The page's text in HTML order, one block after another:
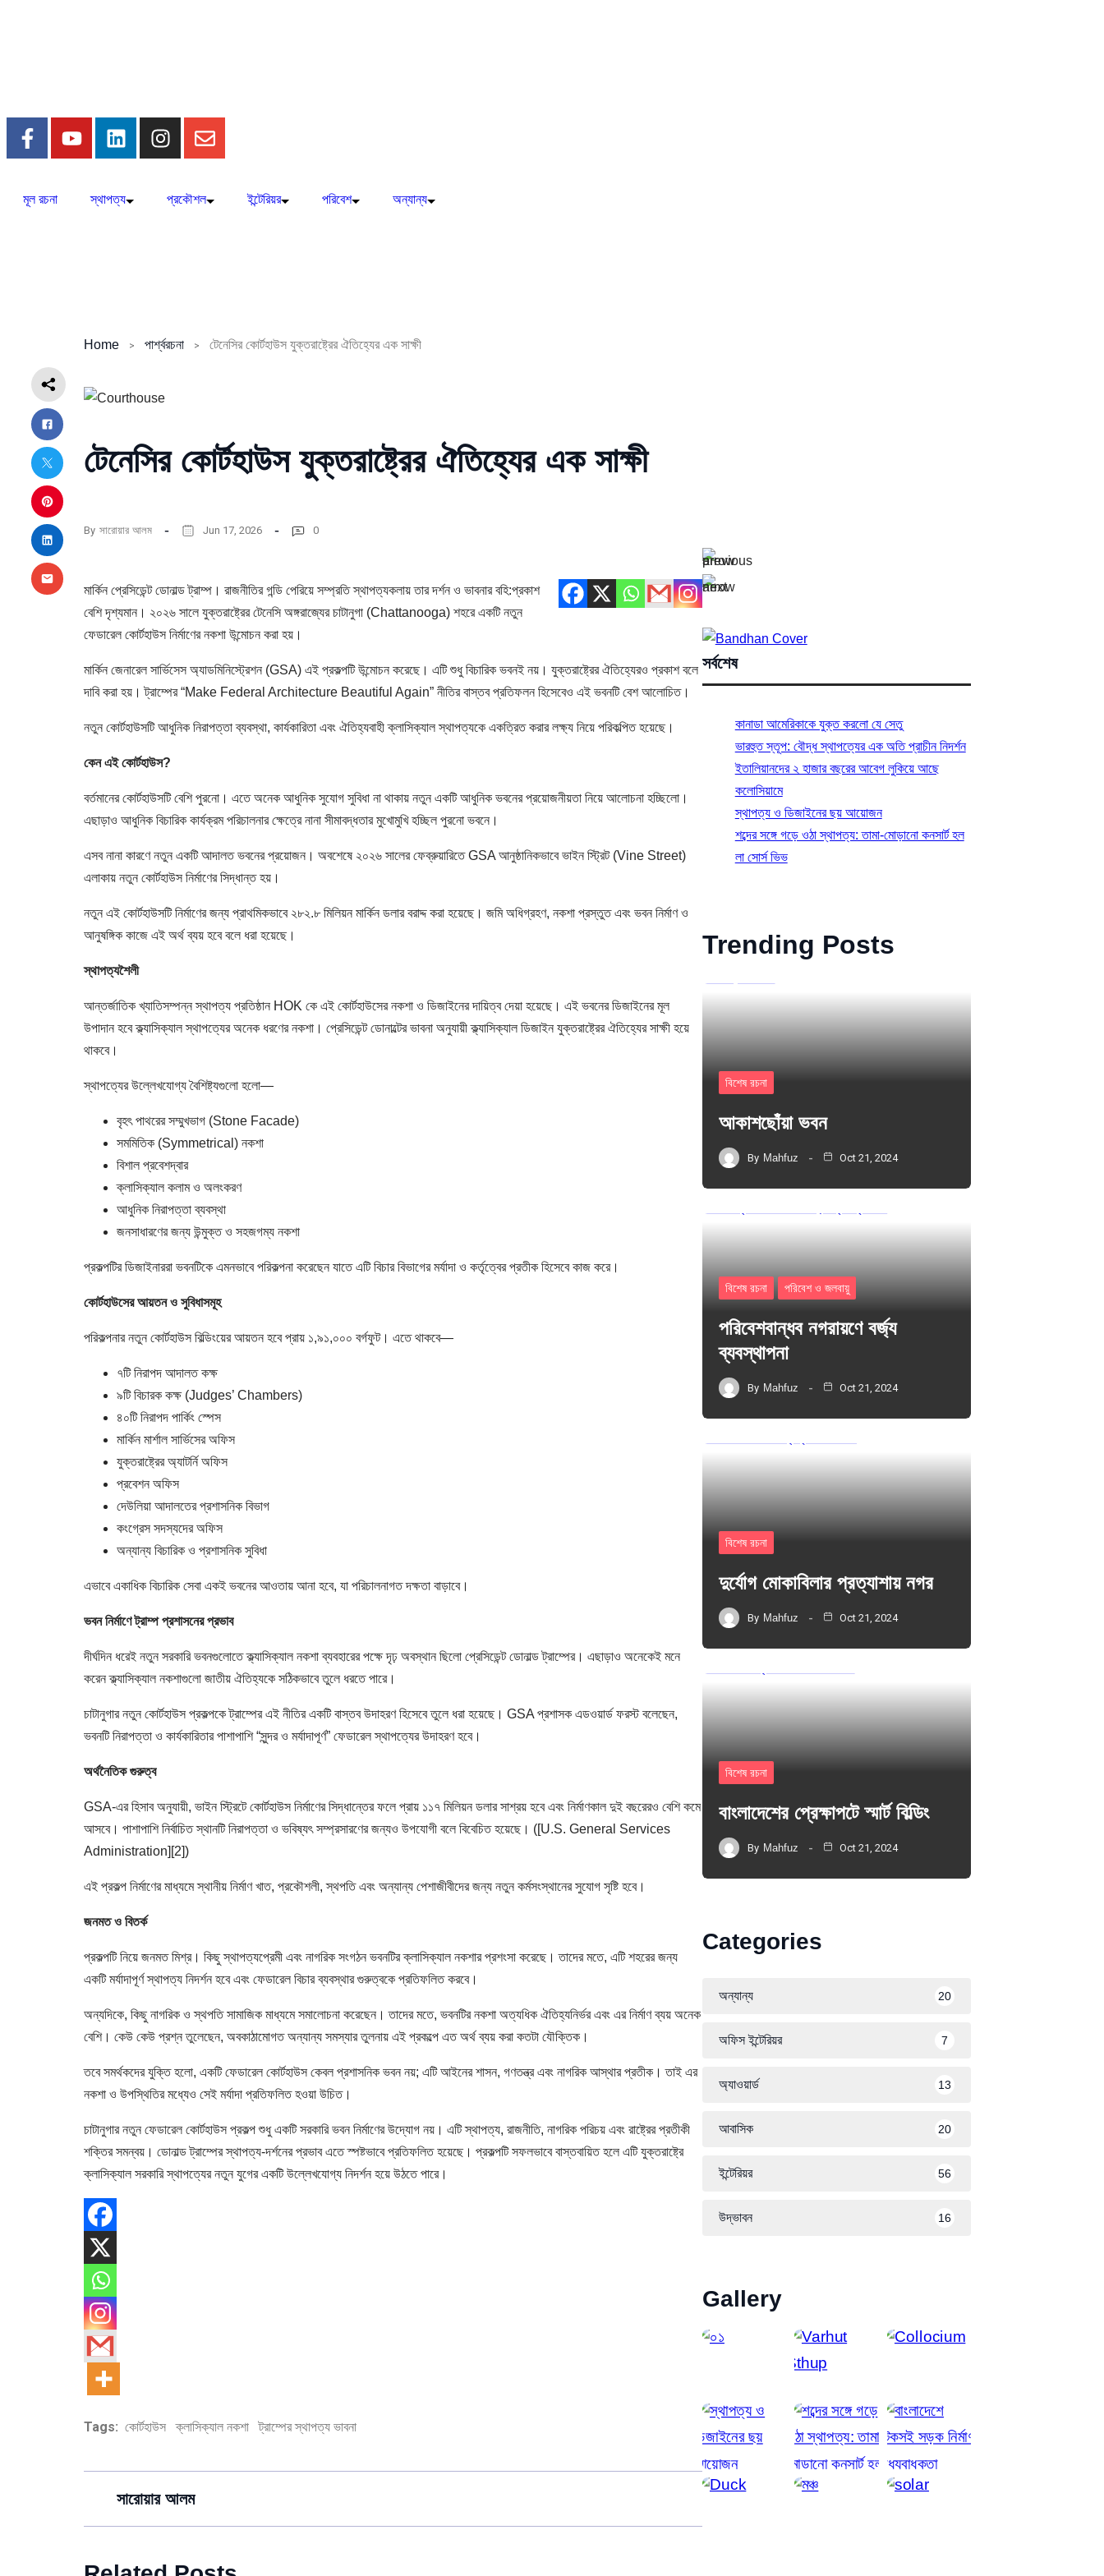
মূল রচনা স্থাপত্য প্রকৌশল ইন্টেরিয়র পরিবেশ অন্যান্য
Home পার্শ্বরচনা টেনেসির কোর্টহাউস যুক্তরাষ্ট্রের ঐতিহ্যের এক সাক্ষী
টেনেসির কোর্টহাউস যুক্তরাষ্ট্রের ঐতিহ্যের এক সাক্ষী
By সারোয়ার আলম Jun 17, 2026 0
মার্কিন প্রেসিডেন্ট ডোনাল্ড ট্রাম্প। রাজনীতির গন্ডি পেরিয়ে সম্প্রতি স্থাপত্যকলায় তার দর্শন ও ভাবনার বহি:প্রকাশ
বেশি দৃশ্যমান। ২০২৬ সালে যুক্তরাষ্ট্রের টেনেসি অঙ্গরাজ্যের চাটানুগা (Chattanooga) শহরে একটি নতুন
ফেডারেল কোর্টহাউস নির্মাণের নকশা উন্মোচন করা হয়।
মার্কিন জেনারেল সার্ভিসেস অ্যাডমিনিস্ট্রেশন (GSA) এই প্রকল্পটি উন্মোচন করেছে। এটি শুধু বিচারিক ভবনই নয়। যুক্তরাষ্ট্রের ঐতিহ্যেরও প্রকাশ বলে
দাবি করা হয়। ট্রাম্পের “Make Federal Architecture Beautiful Again” নীতির বাস্তব প্রতিফলন হিসেবেও এই ভবনটি বেশ আলোচিত।
নতুন কোর্টহাউসটি আধুনিক নিরাপত্তা ব্যবস্থা, কার্যকারিতা এবং ঐতিহ্যবাহী ক্লাসিক্যাল স্থাপত্যকে একত্রিত করার লক্ষ্য নিয়ে পরিকল্পিত হয়েছে।
কেন এই কোর্টহাউস?
বর্তমানের কোর্টহাউসটি বেশি পুরনো। এতে অনেক আধুনিক সুযোগ সুবিধা না থাকায় নতুন একটি আধুনিক ভবনের প্রয়োজনীয়তা নিয়ে আলোচনা হচ্ছিলো।
এছাড়াও আধুনিক বিচারিক কার্যক্রম পরিচালনার ক্ষেত্রে নানা সীমাবদ্ধতার মুখোমুখি হচ্ছিল পুরনো ভবনে।
এসব নানা কারণে নতুন একটি আদালত ভবনের প্রয়োজন। অবশেষে ২০২৬ সালের ফেব্রুয়ারিতে GSA আনুষ্ঠানিকভাবে ভাইন স্ট্রিট (Vine Street)
এলাকায় নতুন কোর্টহাউস নির্মাণের সিদ্ধান্ত হয়।
নতুন এই কোর্টহাউসটি নির্মাণের জন্য প্রাথমিকভাবে ২৮২.৮ মিলিয়ন মার্কিন ডলার বরাদ্দ করা হয়েছে। জমি অধিগ্রহণ, নকশা প্রস্তুত এবং ভবন নির্মাণ ও
আনুষঙ্গিক কাজে এই অর্থ ব্যয় হবে বলে ধরা হয়েছে।
স্থাপত্যশৈলী
আন্তর্জাতিক খ্যাতিসম্পন্ন স্থাপত্য প্রতিষ্ঠান HOK কে এই কোর্টহাউসের নকশা ও ডিজাইনের দায়িত্ব দেয়া হয়েছে। এই ভবনের ডিজাইনের মূল
উপাদান হবে ক্ল্যাসিক্যাল স্থাপত্যের অনেক ধরণের নকশা। প্রেসিডেন্ট ডোনাল্টের ভাবনা অনুযায়ী ক্ল্যাসিক্যাল ডিজাইন যুক্তরাষ্ট্রের ঐতিহ্যের সাক্ষী হয়ে
থাকবে।
স্থাপত্যের উল্লেখযোগ্য বৈশিষ্ট্যগুলো হলো—
বৃহৎ পাথরের সম্মুখভাগ (Stone Facade)
সমমিতিক (Symmetrical) নকশা
বিশাল প্রবেশদ্বার
ক্লাসিক্যাল কলাম ও অলংকরণ
আধুনিক নিরাপত্তা ব্যবস্থা
জনসাধারণের জন্য উন্মুক্ত ও সহজগম্য নকশা
প্রকল্পটির ডিজাইনাররা ভবনটিকে এমনভাবে পরিকল্পনা করেছেন যাতে এটি বিচার বিভাগের মর্যাদা ও কর্তৃত্বের প্রতীক হিসেবে কাজ করে।
কোর্টহাউসের আয়তন ও সুবিধাসমূহ
পরিকল্পনার নতুন কোর্টহাউস বিল্ডিংয়ের আয়তন হবে প্রায় ১,৯১,০০০ বর্গফুট। এতে থাকবে—
৭টি নিরাপদ আদালত কক্ষ
৯টি বিচারক কক্ষ (Judges’ Chambers)
৪০টি নিরাপদ পার্কিং স্পেস
মার্কিন মার্শাল সার্ভিসের অফিস
যুক্তরাষ্ট্রের অ্যাটর্নি অফিস
প্রবেশন অফিস
দেউলিয়া আদালতের প্রশাসনিক বিভাগ
কংগ্রেস সদস্যদের অফিস
অন্যান্য বিচারিক ও প্রশাসনিক সুবিধা
এভাবে একাধিক বিচারিক সেবা একই ভবনের আওতায় আনা হবে, যা পরিচালনাগত দক্ষতা বাড়াবে।
ভবন নির্মাণে ট্রাম্প প্রশাসনের প্রভাব
দীর্ঘদিন ধরেই নতুন সরকারি ভবনগুলোতে ক্ল্যাসিক্যাল নকশা ব্যবহারের পক্ষে দৃঢ় অবস্থান ছিলো প্রেসিডেন্ট ডোনাল্ড ট্রাম্পের। এছাড়াও অনেকেই মনে
করেন ক্ল্যাসিক্যাল নকশাগুলো জাতীয় ঐতিহ্যকে সঠিকভাবে তুলে ধরতে পারে।
চাটানুগার নতুন কোর্টহাউস প্রকল্পকে ট্রাম্পের এই নীতির একটি বাস্তব উদাহরণ হিসেবে তুলে ধরা হয়েছে। GSA প্রশাসক এডওয়ার্ড ফরস্ট বলেছেন,
ভবনটি নিরাপত্তা ও কার্যকারিতার পাশাপাশি “সুন্দর ও মর্যাদাপূর্ণ” ফেডারেল স্থাপত্যের উদাহরণ হবে।
অর্থনৈতিক গুরুত্ব
GSA-এর হিসাব অনুযায়ী, ভাইন স্ট্রিটে কোর্টহাউস নির্মাণের সিদ্ধান্তের ফলে প্রায় ১১৭ মিলিয়ন ডলার সাশ্রয় হবে এবং নির্মাণকাল দুই বছরেরও বেশি কমে
আসবে। পাশাপাশি নির্বাচিত স্থানটি নিরাপত্তা ও ভবিষ্যৎ সম্প্রসারণের জন্যও উপযোগী বলে বিবেচিত হয়েছে। ([U.S. General Services
Administration][2])
এই প্রকল্প নির্মাণের মাধ্যমে স্থানীয় নির্মাণ খাত, প্রকৌশলী, স্থপতি এবং অন্যান্য পেশাজীবীদের জন্য নতুন কর্মসংস্থানের সুযোগ সৃষ্টি হবে।
জনমত ও বিতর্ক
প্রকল্পটি নিয়ে জনমত মিশ্র। কিছু স্থাপত্যপ্রেমী এবং নাগরিক সংগঠন ভবনটির ক্লাসিক্যাল নকশার প্রশংসা করেছে। তাদের মতে, এটি শহরের জন্য
একটি মর্যাদাপূর্ণ স্থাপত্য নিদর্শন হবে এবং ফেডারেল বিচার ব্যবস্থার গুরুত্বকে প্রতিফলিত করবে।
অন্যদিকে, কিছু নাগরিক ও স্থপতি সামাজিক মাধ্যমে সমালোচনা করেছেন। তাদের মতে, ভবনটির নকশা অত্যধিক ঐতিহ্যনির্ভর এবং এর নির্মাণ ব্যয় অনেক
বেশি। কেউ কেউ প্রশ্ন তুলেছেন, অবকাঠামোগত অন্যান্য সমস্যার তুলনায় এই প্রকল্পে এত অর্থ ব্যয় করা কতটা যৌক্তিক।
তবে সমর্থকদের যুক্তি হলো, একটি ফেডারেল কোর্টহাউস কেবল প্রশাসনিক ভবন নয়; এটি আইনের শাসন, গণতন্ত্র এবং নাগরিক আস্থার প্রতীক। তাই এর
নকশা ও উপস্থিতির মধ্যেও সেই মর্যাদা প্রতিফলিত হওয়া উচিত।
চাটানুগার নতুন ফেডারেল কোর্টহাউস প্রকল্প শুধু একটি সরকারি ভবন নির্মাণের উদ্যোগ নয়। এটি স্থাপত্য, রাজনীতি, নাগরিক পরিচয় এবং রাষ্ট্রের প্রতীকী
শক্তির সমন্বয়। ডোনাল্ড ট্রাম্পের স্থাপত্য-দর্শনের প্রভাব এতে স্পষ্টভাবে প্রতিফলিত হয়েছে। প্রকল্পটি সফলভাবে বাস্তবায়িত হলে এটি যুক্তরাষ্ট্রে
ক্লাসিক্যাল সরকারি স্থাপত্যের নতুন যুগের একটি উল্লেখযোগ্য নিদর্শন হয়ে উঠতে পারে।
Tags: কোর্টহাউস ক্লাসিক্যাল নকশা ট্রাম্পের স্থাপত্য ভাবনা
সারোয়ার আলম
সর্বশেষ
কানাডা আমেরিকাকে যুক্ত করলো যে সেতু
ভারহুত স্তূপ: বৌদ্ধ স্থাপত্যের এক অতি প্রাচীন নিদর্শন
ইতালিয়ানদের ২ হাজার বছরের আবেগ লুকিয়ে আছে
কলোসিয়ামে
স্থাপত্য ও ডিজাইনের ছয় আয়োজন
শব্দের সঙ্গে গড়ে ওঠা স্থাপত্য: তামা-মোড়ানো কনসার্ট হল
লা সোর্স ভিভ
Trending Posts
বিশেষ রচনা
আকাশছোঁয়া ভবন
By Mahfuz Oct 21, 2024
বিশেষ রচনা পরিবেশ ও জলবায়ু
পরিবেশবান্ধব নগরায়ণে বর্জ্য
ব্যবস্থাপনা
By Mahfuz Oct 21, 2024
বিশেষ রচনা
দুর্যোগ মোকাবিলার প্রত্যাশায় নগর
By Mahfuz Oct 21, 2024
বিশেষ রচনা
বাংলাদেশের প্রেক্ষাপটে স্মার্ট বিল্ডিং
By Mahfuz Oct 21, 2024
Categories
অন্যান্য 20
অফিস ইন্টেরিয়র 7
অ্যাওয়ার্ড 13
আবাসিক 20
ইন্টেরিয়র 56
উদ্ভাবন 16
Gallery